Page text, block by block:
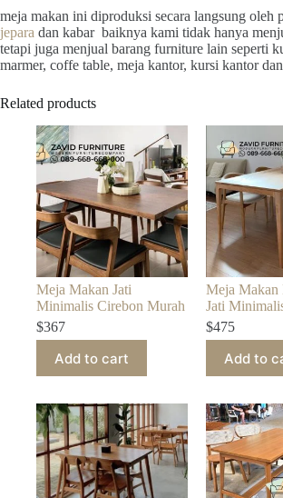
meja makan ini diproduksi secara langsung oleh
jepara dan kabar baiknya kami tidak hanya
tetapi juga menjual barang furniture lain seperti
marmer, coffe table, meja kantor, kursi kantor
Related products
Meja Makan Jati
Minimalis Cirebon Murah
$367
Add to cart
Meja Makan
Jati
$475
Add to